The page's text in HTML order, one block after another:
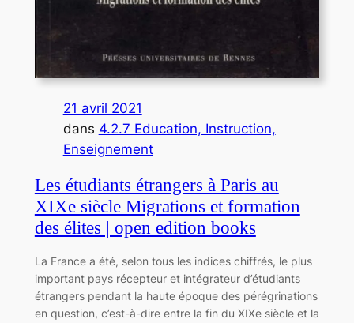
21 avril 2021
dans 4.2.7 Education, Instruction,
Enseignement
Les étudiants étrangers à Paris au
XIXe siècle Migrations et formation
des élites | open edition books
La France a été, selon tous les indices chiffrés, le plus
important pays récepteur et intégrateur d’étudiants
étrangers pendant la haute époque des pérégrinations
en question, c’est-à-dire entre la fin du XIXe siècle et la